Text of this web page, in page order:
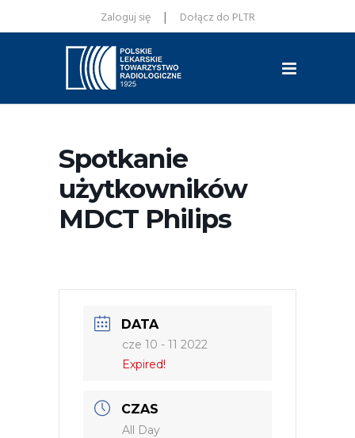
Zaloguj się | Dołącz do PLTR
Spotkanie
użytkowników
MDCT Philips
DATA
cze 10 - 11 2022
Expired!
CZAS
All Day